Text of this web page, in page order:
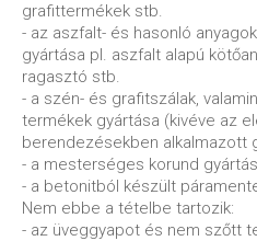
grafittermékek stb.
- az aszfalt- és hasonló
gyártása pl. aszfalt alapú
ragasztó stb.
- a szén- és grafitszálak,
termékek gyártása (kivéve az
berendezésekben alkalmazott
- a mesterséges korund
- a betonitból készült
Nem ebbe a tételbe tartozik:
- az üveggyapot és nem szőtt